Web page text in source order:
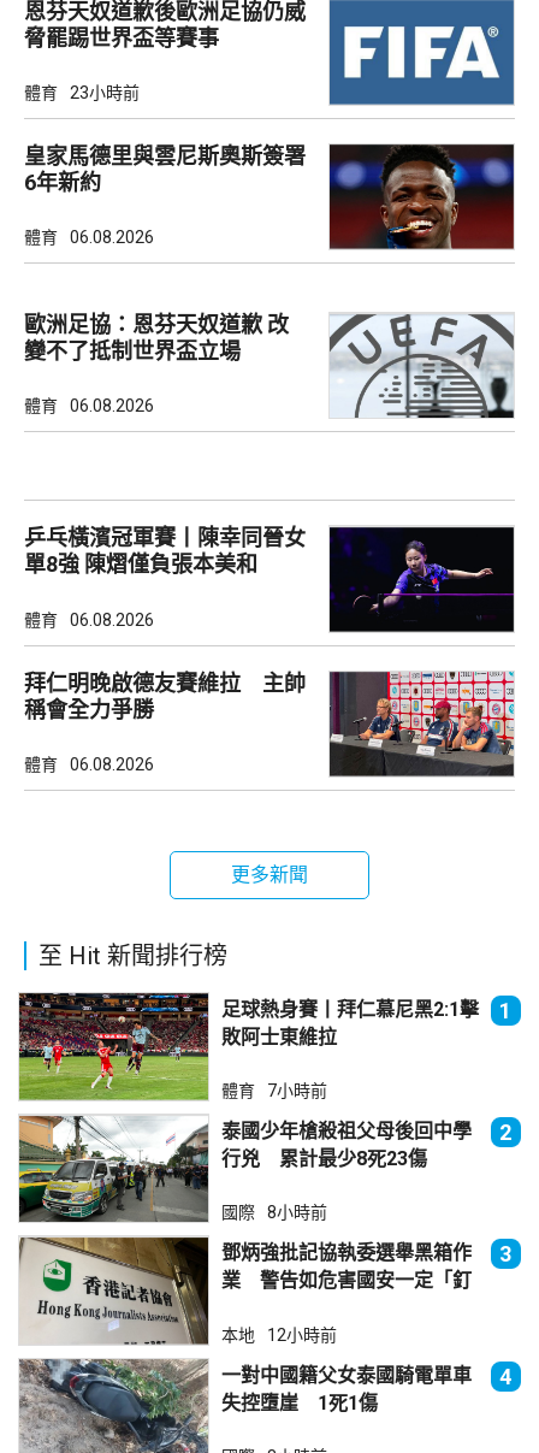
恩芬天奴道歉後歐洲足協仍威
脅罷踢世界盃等賽事
體育 23小時前
皇家馬德里與雲尼斯奧斯簽署
6年新約
體育 06.08.2026
歐洲足協：恩芬天奴道歉 改
變不了抵制世界盃立場
體育 06.08.2026
乒乓橫濱冠軍賽丨陳幸同晉女
單8強 陳熠僅負張本美和
體育 06.08.2026
拜仁明晚啟德友賽維拉 主帥
稱會全力爭勝
體育 06.08.2026
更多新聞
至 Hit 新聞排行榜
足球熱身賽丨拜仁慕尼黑2:1擊
敗阿士東維拉
1
體育 7小時前
泰國少年槍殺祖父母後回中學
行兇 累計最少8死23傷
2
國際 8小時前
鄧炳強批記協執委選舉黑箱作
業 警告如危害國安一定「釘
3
本地 12小時前
一對中國籍父女泰國騎電單車
失控墮崖 1死1傷
4